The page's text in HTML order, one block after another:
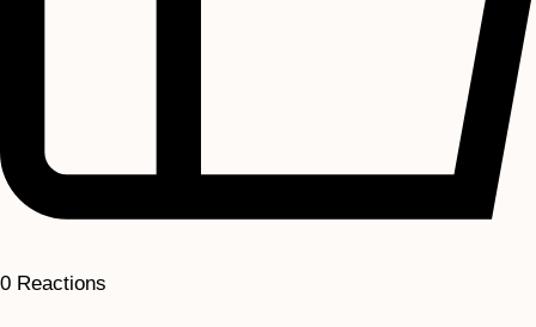
0 Reactions